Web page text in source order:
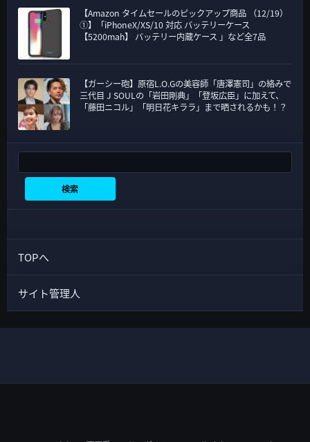
【Amazon タイムセールのピックアップ商品 （12/19）
①】「iPhoneX/XS/10 対応 バッテリーケース
【5200mah】 バッテリー内蔵ケース 」など全7品
【ガーシー砲】原宿L.O.Gの美容師「唐澤憲司」の絡みで
三代目 J SOULの「岩田剛典」「登坂広臣」に加えて、
「藤田ニコル」「明日花キララ」まで晒されるかも！？
検索
TOPへ
サイト管理人